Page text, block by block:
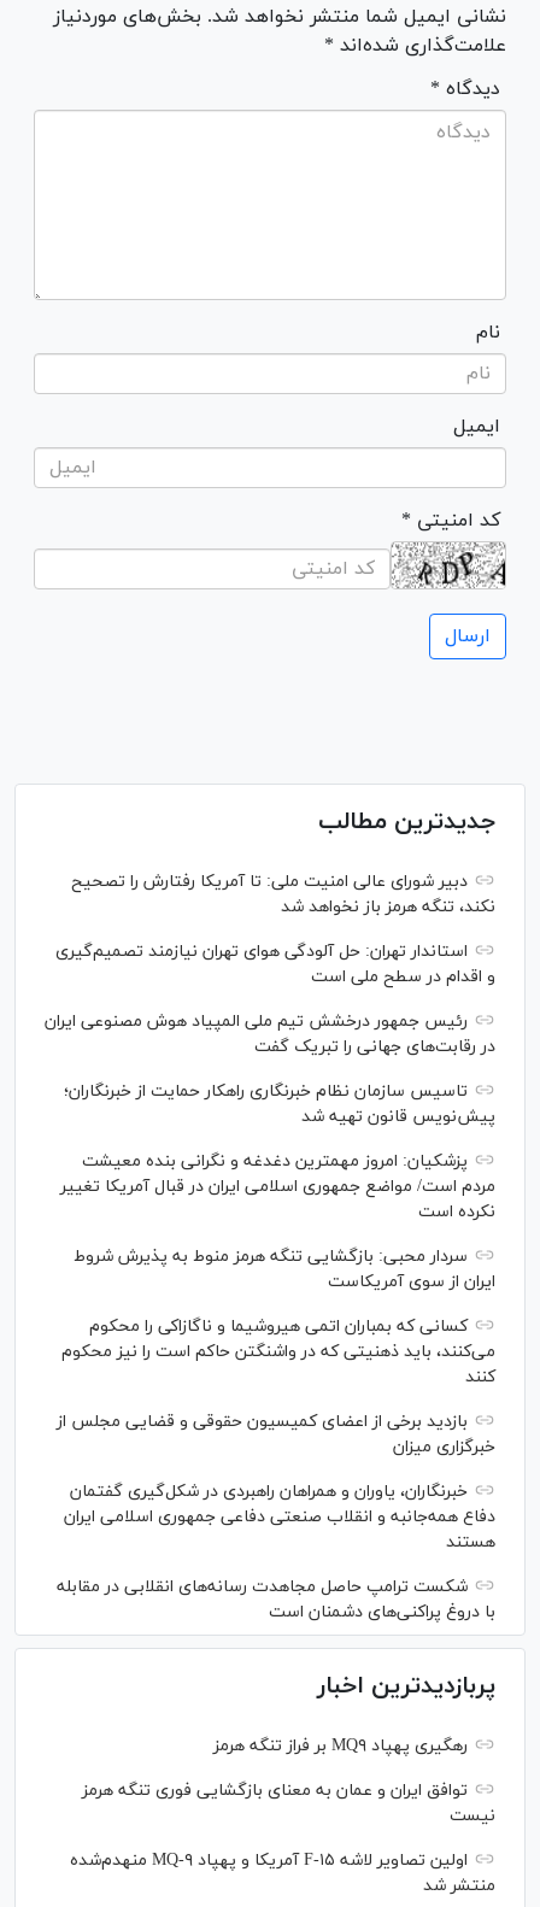
نشانی ایمیل شما منتشر نخواهد شد. بخش‌های موردنیاز
علامت‌گذاری شده‌اند *
* دیدگاه
نام
ایمیل
* کد امنیتی
جدیدترین مطالب
دبیر شورای عالی امنیت ملی: تا آمریکا رفتارش را تصحیح
نکند، تنگه هرمز باز نخواهد شد
استاندار تهران: حل آلودگی هوای تهران نیازمند تصمیم‌گیری
و اقدام در سطح ملی است
رئیس جمهور درخشش تیم ملی المپیاد هوش مصنوعی ایران
در رقابت‌های جهانی را تبریک گفت
تاسیس سازمان نظام خبرنگاری راهکار حمایت از خبرنگاران؛
پیش‌نویس قانون تهیه شد
پزشکیان: امروز مهمترین دغدغه و نگرانی بنده معیشت
مردم است/ مواضع جمهوری اسلامی ایران در قبال آمریکا تغییر
نکرده است
سردار محبی: بازگشایی تنگه هرمز منوط به پذیرش شروط
ایران از سوی آمریکاست
کسانی که بمباران اتمی هیروشیما و ناگازاکی را محکوم
می‌کنند، باید ذهنیتی که در واشنگتن حاکم است را نیز محکوم
کنند
بازدید برخی از اعضای کمیسیون حقوقی و قضایی مجلس از
خبرگزاری میزان
خبرنگاران، یاوران و همراهان راهبردی در شکل‌گیری گفتمان
دفاع همه‌جانبه و انقلاب صنعتی دفاعی جمهوری اسلامی ایران
هستند
شکست ترامپ حاصل مجاهدت رسانه‌های انقلابی در مقابله
با دروغ پراکنی‌های دشمنان است
پربازدیدترین اخبار
رهگیری پهپاد MQ۹ بر فراز تنگه هرمز
توافق ایران و عمان به معنای بازگشایی فوری تنگه هرمز
نیست
اولین تصاویر لاشه F-۱۵ آمریکا و پهپاد MQ-۹ منهدم‌شده
منتشر شد